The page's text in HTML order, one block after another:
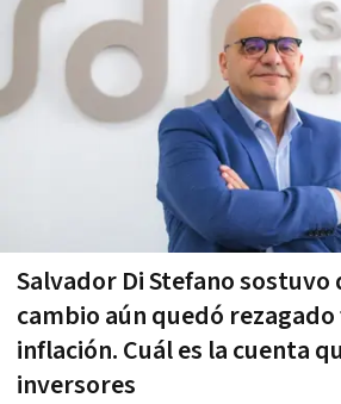
Salvador Di Stefano sostuvo
cambio aún quedó
inflación. Cuál es la cuenta
inversores